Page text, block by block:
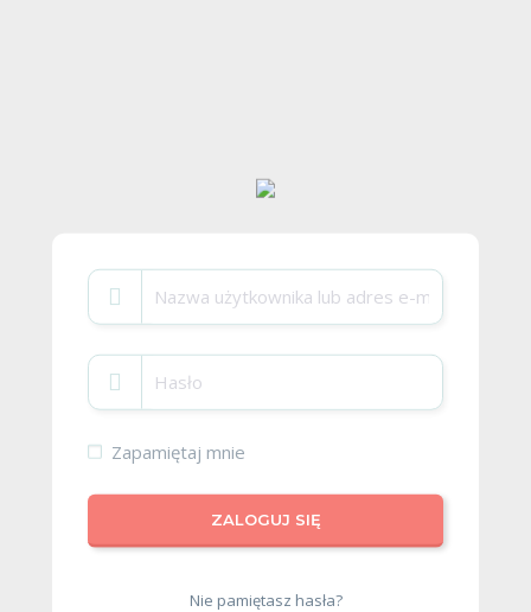
Zapamiętaj mnie
Nie pamiętasz hasła?